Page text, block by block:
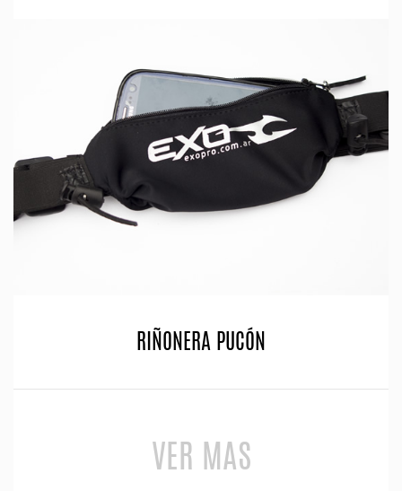
RIÑONERA PUCÓN
VER MAS